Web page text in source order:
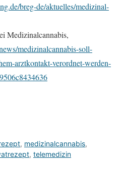
breg-de/aktuelles/medizinal-
Medizinalcannabis,
medizinalcannabis-soll-
arztkontakt-verordnet-werden-
, medizinalcannabis,
, telemedizin